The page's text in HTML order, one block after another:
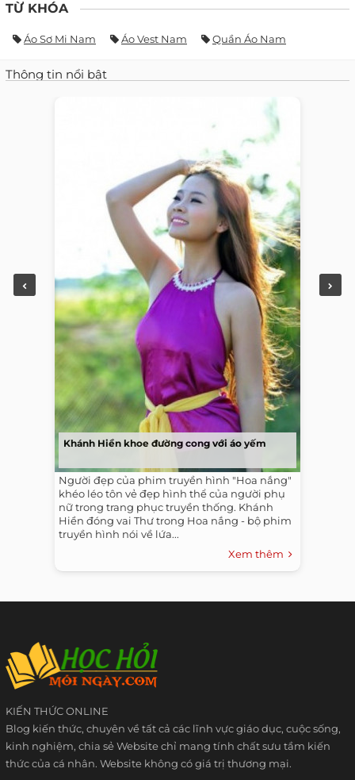
TỪ KHÓA
Áo Sơ Mi Nam Áo Vest Nam Quần Áo Nam
Thông tin nổi bật
Khánh Hiền khoe đường cong với áo yếm
Người đẹp của phim truyền hình "Hoa nắng"
khéo léo tôn vẻ đẹp hình thể của người phụ
nữ trong trang phục truyền thống. Khánh
Hiền đóng vai Thư trong Hoa nắng - bộ phim
truyền hình nói về lứa...
Xem thêm
KIẾN THỨC ONLINE
Blog kiến thức, chuyên về tất cả các lĩnh vực giáo dục, cuộc sống,
kinh nghiệm, chia sẻ Website chỉ mang tính chất sưu tầm kiến
thức của cá nhân. Website không có giá trị thương mại.